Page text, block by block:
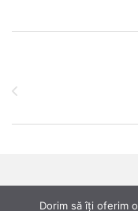
Brands
Dorim să îți oferim